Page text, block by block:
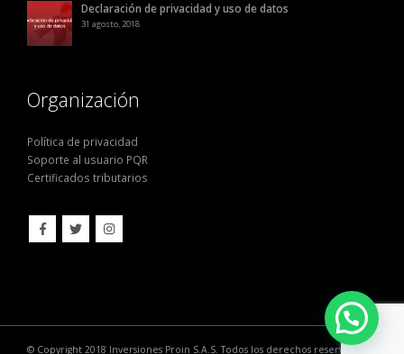
Declaración de privacidad y uso de datos
Política de privacidad
Soporte al usuario PQR